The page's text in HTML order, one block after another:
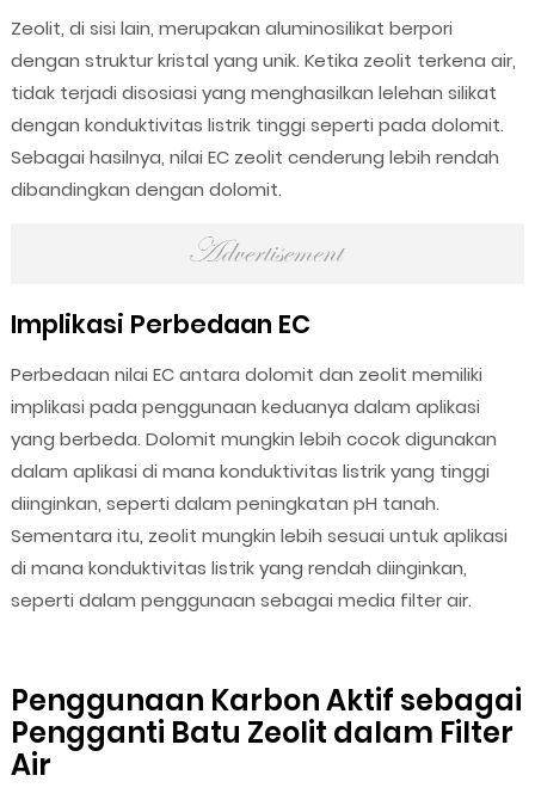
Zeolit, di sisi lain, merupakan aluminosilikat berpori
dengan struktur kristal yang unik. Ketika zeolit terkena air,
tidak terjadi disosiasi yang menghasilkan lelehan silikat
dengan konduktivitas listrik tinggi seperti pada dolomit.
Sebagai hasilnya, nilai EC zeolit cenderung lebih rendah
dibandingkan dengan dolomit.
Implikasi Perbedaan EC
Perbedaan nilai EC antara dolomit dan zeolit memiliki
implikasi pada penggunaan keduanya dalam aplikasi
yang berbeda. Dolomit mungkin lebih cocok digunakan
dalam aplikasi di mana konduktivitas listrik yang tinggi
diinginkan, seperti dalam peningkatan pH tanah.
Sementara itu, zeolit mungkin lebih sesuai untuk aplikasi
di mana konduktivitas listrik yang rendah diinginkan,
seperti dalam penggunaan sebagai media filter air.
Penggunaan Karbon Aktif sebagai
Pengganti Batu Zeolit dalam Filter
Air